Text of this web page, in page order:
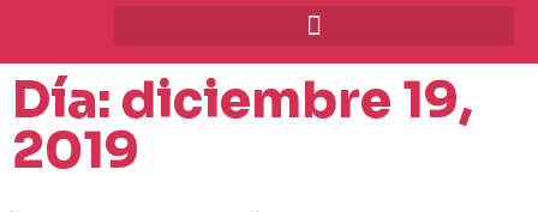
Día: diciembre 19,
2019